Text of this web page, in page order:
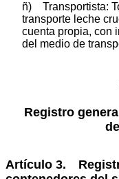
ñ) Transportista:
transporte leche
cuenta propia, con
del medio de
Registro
Artículo 3.